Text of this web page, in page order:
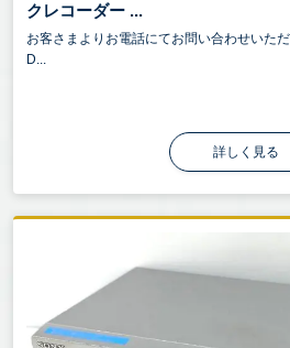
クレコーダー ...
お客さまよりお電話にてお問い合わせいた
D...
詳しく見る